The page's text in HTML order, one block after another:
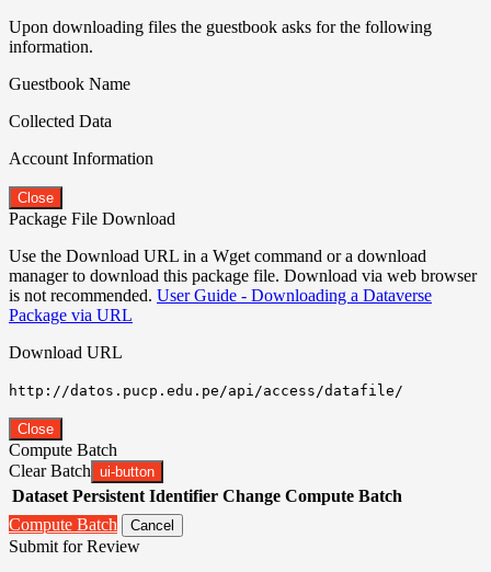
Upon downloading files the guestbook asks for the following
information.
Guestbook Name
Collected Data
Account Information
Close
Package File Download
Use the Download URL in a Wget command or a download
manager to download this package file. Download via web browser
is not recommended. User Guide - Downloading a Dataverse
Package via URL
Download URL
http://datos.pucp.edu.pe/api/access/datafile/
Close
Compute Batch
Clear Batch ui-button
Dataset Persistent Identifier Change Compute Batch
Compute Batch
Cancel
Submit for Review